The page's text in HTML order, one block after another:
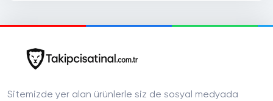
Sitemizde yer alan ürünlerle siz de sosyal medyada